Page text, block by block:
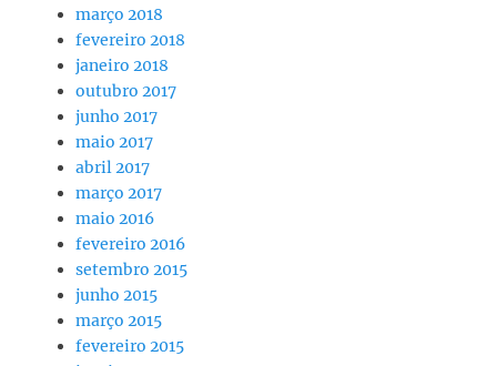
março 2018
fevereiro 2018
janeiro 2018
outubro 2017
junho 2017
maio 2017
abril 2017
março 2017
maio 2016
fevereiro 2016
setembro 2015
junho 2015
março 2015
fevereiro 2015